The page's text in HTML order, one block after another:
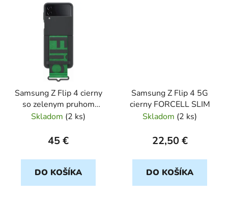
Samsung Z Flip 4 cierny
so zelenym pruhom
silikon Orig
Skladom (2 ks)
45 €
DO KOŠÍKA
Samsung Z Flip 4 5G
cierny FORCELL SLIM
Skladom (2 ks)
22,50 €
DO KOŠÍKA